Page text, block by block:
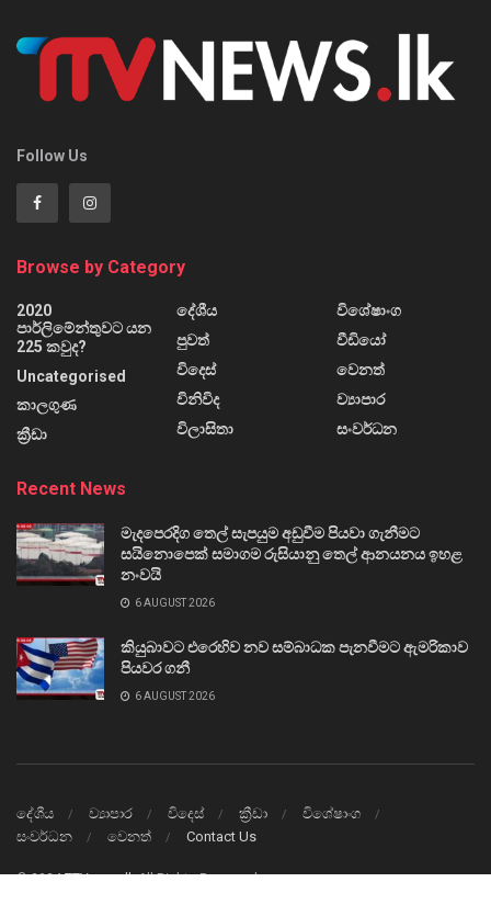
Follow Us
Browse by Category
2020
පාර්ලිමේන්තුවට යන
225 කවුද?
Uncategorised
කාලගුණ
ක්‍රීඩා
දේශීය
පුවත්
විදෙස්
විනිවිද
විලාසිතා
විශේෂාංග
වීඩියෝ
වෙනත්
ව්‍යාපාර
සංවර්ධන
Recent News
මැදපෙරදිග තෙල් සැපයුම අඩුවීම පියවා ගැනීමට
සයිනොපෙක් සමාගම රුසියානු තෙල් ආනයනය ඉහළ
නංවයි
6 AUGUST 2026
කියුබාවට එරෙහිව නව සම්බාධක පැනවීමට ඇමරිකාව
පියවර ගනී
6 AUGUST 2026
දේශීය ව්‍යාපාර විදෙස් ක්‍රීඩා
විශේෂාංග
සංවර්ධන
වෙනත් Contact Us
© 2024TTVnews.lkAll Rights Reserved